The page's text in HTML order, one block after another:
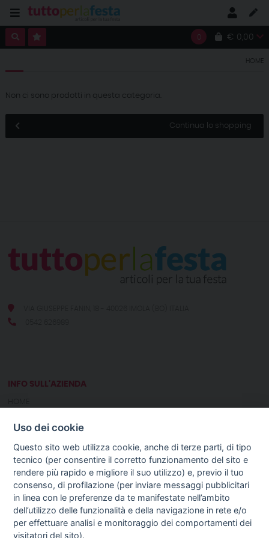
0 € 0,00
HOME
Non ci sono prodotti in questa categoria.
Continua lo shopping
INFO SULL'AZIENDA
NOTIZIE
GUIDA AGLI ACQUISTI
PROCEDURA DI ACQUISTO
DIRITTO DI RECESSO
SPEDIZIONI E COSTI
Uso dei cookie
Questo sito web utilizza cookie, anche di terze parti, di tipo
tecnico (per consentire il corretto funzionamento del sito e
rendere più rapido e migliore il suo utilizzo) e, previo il tuo
consenso, di profilazione (per inviare messaggi pubblicitari
in linea con le preferenze da te manifestate nell’ambito
dell’utilizzo delle funzionalità e della navigazione in rete e/o
per effettuare analisi e monitoraggio dei comportamenti dei
visitatori del sito).